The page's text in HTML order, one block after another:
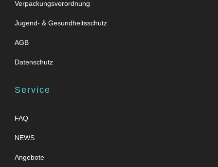
Verpackungsverordnung
Jugend- & Gesundheitsschutz
AGB
Datenschutz
Service
FAQ
NEWS
Angebote